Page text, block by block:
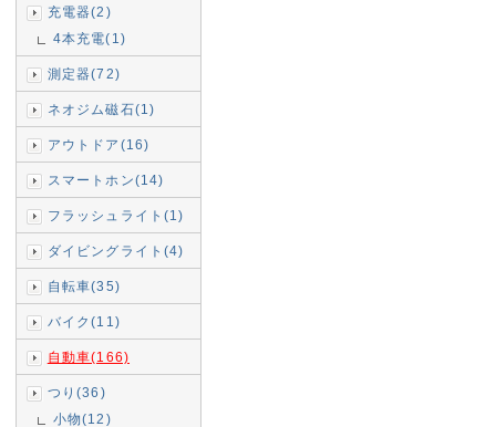
充電器(2)
4本充電(1)
測定器(72)
ネオジム磁石(1)
アウトドア(16)
スマートホン(14)
フラッシュライト(1)
ダイビングライト(4)
自転車(35)
バイク(11)
自動車(166)
つり(36)
小物(12)